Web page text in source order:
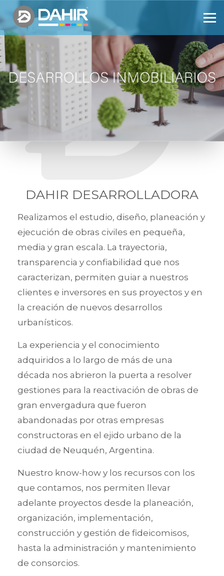
DAHIR DESARROLLADORA
Realizamos el estudio, diseño, planeación y
ejecución de obras civiles en pequeña,
media y gran escala. La trayectoria,
transparencia y confiabilidad que nos
caracterizan, permiten guiar a nuestros
clientes e inversores en sus proyectos y en
la creación de nuevos desarrollos
urbanísticos.
La experiencia y el conocimiento
adquiridos a lo largo de más de una
década nos abrieron la puerta a resolver
gestiones para la reactivación de obras de
gran envergadura que fueron
abandonadas por otras empresas
constructoras en el ejido urbano de la
ciudad de Neuquén, Argentina.
Nuestro know-how y los recursos con los
que contamos, nos permiten llevar
adelante proyectos desde la planeación,
organización, implementación,
construcción y gestión de fideicomisos,
hasta la administración y mantenimiento
de consorcios.